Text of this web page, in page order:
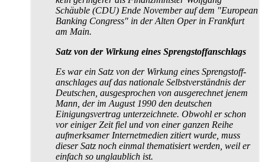
Schäuble (CDU) Ende November auf dem "European
Banking Congress" in der Alten Oper in Frankfurt
am Main.
Satz von der Wirkung eines Sprengstoff­anschlags
Es war ein Satz von der Wirkung eines Sprengstoff­
anschlages auf das nationale Selbstverständnis der
Deutschen, ausgesprochen von ausgerechnet jenem
Mann, der im August 1990 den deutschen
Einigungsvertrag unterzeichnete. Obwohl er schon
vor einiger Zeit fiel und von einer ganzen Reihe
aufmerksamer Internet­medien zitiert wurde, muss
dieser Satz noch einmal thematisiert werden, weil er
einfach so unglaublich ist.